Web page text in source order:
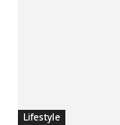
Lifestyle